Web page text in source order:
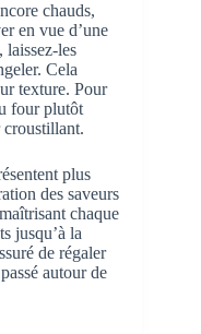
chauds,
en vue d’une
laissez-les
Cela
texture. Pour
four plutôt
croustillant.
plus
des saveurs
chaque
jusqu’à la
de régaler
autour de